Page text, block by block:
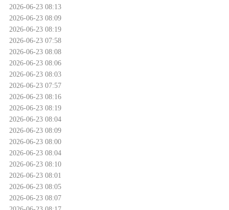
2026-06-23 08:13
2026-06-23 08:09
2026-06-23 08:19
2026-06-23 07:58
2026-06-23 08:08
2026-06-23 08:06
2026-06-23 08:03
2026-06-23 07:57
2026-06-23 08:16
2026-06-23 08:19
2026-06-23 08:04
2026-06-23 08:09
2026-06-23 08:00
2026-06-23 08:04
2026-06-23 08:10
2026-06-23 08:01
2026-06-23 08:05
2026-06-23 08:07